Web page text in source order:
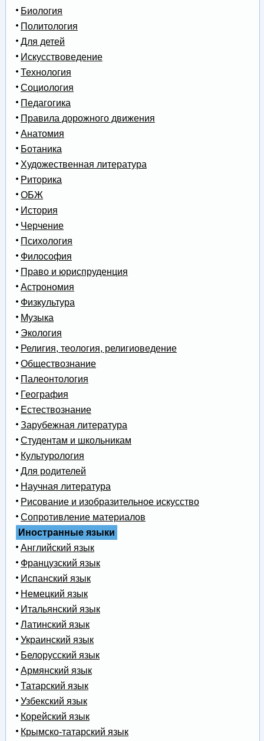
Биология
Политология
Для детей
Искусствоведение
Технология
Социология
Педагогика
Правила дорожного движения
Анатомия
Ботаника
Художественная литература
Риторика
ОБЖ
История
Черчение
Психология
Философия
Право и юриспруденция
Астрономия
Физкультура
Музыка
Экология
Религия, теология, религиоведение
Обществознание
Палеонтология
География
Естествознание
Зарубежная литература
Студентам и школьникам
Культурология
Для родителей
Научная литература
Рисование и изобразительное искусство
Сопротивление материалов
Иностранные языки
Английский язык
Французский язык
Испанский язык
Немецкий язык
Итальянский язык
Латинский язык
Украинский язык
Белорусский язык
Армянский язык
Татарский язык
Узбекский язык
Корейский язык
Крымско-татарский язык